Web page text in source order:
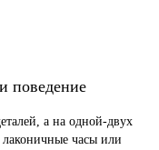
поведение
а на одной-двух
лаконичные часы или